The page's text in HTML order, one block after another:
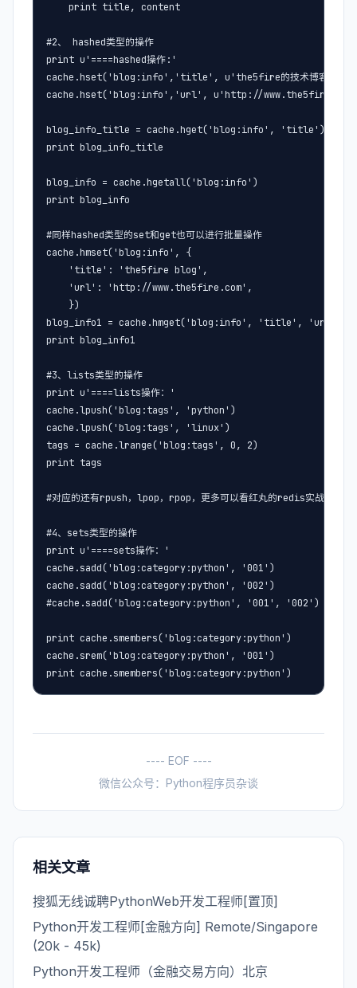
    print title, content
#2、 hashed类型的操作
print u'====hashed操作:'
cache.hset('blog:info','title', u'the5fire的技术博客')
cache.hset('blog:info','url', u'http://
blog_info_title = cache.hget('blog:info', 'title')
print blog_info_title
blog_info = cache.hgetall('blog:info')
print blog_info
#同样hashed类型的set和get也可以进行批量操作
cache.hmset('blog:info', {
    'title': 'the5fire blog',
    'url': 'http://www.the5fire.com',
    })
blog_info1 = cache.hmget('blog:info', 'title', 'url')
print blog_info1
#3、lists类型的操作
print u'====lists操作：'
cache.lpush('blog:tags', 'python')
cache.lpush('blog:tags', 'linux')
tags = cache.lrange('blog:tags', 0, 2)
print tags
#对应的还有rpush，lpop，rpop，更多可以看红丸的redis实战
#4、sets类型的操作
print u'====sets操作：'
cache.sadd('blog:category:python', '001')
cache.sadd('blog:category:python', '002')
#cache.sadd('blog:category:python', '001', '002')
print cache.smembers('blog:category:python')
cache.srem('blog:category:python', '001')
print cache.smembers('blog:category:python')
---- EOF ----
微信公众号：Python程序员杂谈
相关文章
搜狐无线诚聘PythonWeb开发工程师[置顶]
Python开发工程师[金融方向] Remote/Singapore
(20k - 45k)
Python开发工程师（金融交易方向）北京